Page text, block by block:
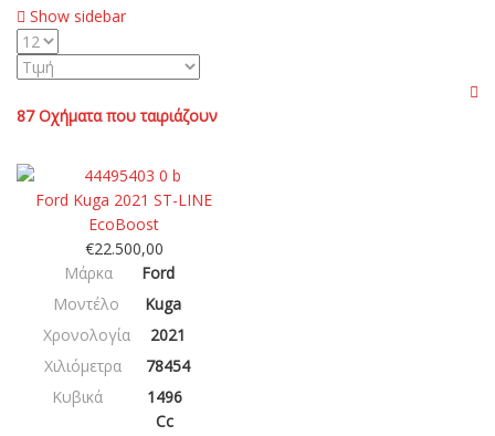
Show sidebar
87 Οχήματα που ταιριάζουν
Ford Kuga 2021 ST-LINE
EcoBoost
€22.500,00
Μάρκα
Ford
Μοντέλο
Kuga
Χρονολογία
2021
Χιλιόμετρα
78454
Κυβικά
1496
Cc